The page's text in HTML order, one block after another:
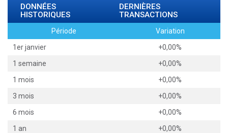
DONNÉES
HISTORIQUES
DERNIÈRES
TRANSACTIONS
Période
Variation
1er janvier
+0,00%
1 semaine
+0,00%
1 mois
+0,00%
3 mois
+0,00%
6 mois
+0,00%
1 an
+0,00%